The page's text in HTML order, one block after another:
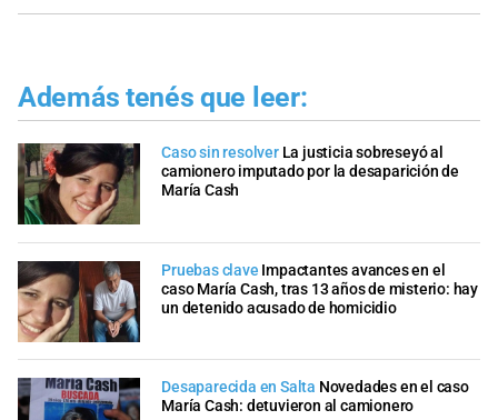
Además tenés que leer:
Caso sin resolver La justicia sobreseyó al
camionero imputado por la desaparición de
María Cash
Pruebas clave Impactantes avances en el
caso María Cash, tras 13 años de misterio: hay
un detenido acusado de homicidio
Desaparecida en Salta Novedades en el caso
María Cash: detuvieron al camionero